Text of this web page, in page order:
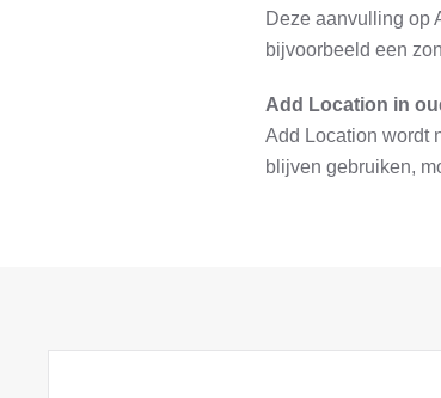
Deze aanvulling op
bijvoorbeeld een
Add Location in
Add Location wordt
blijven gebruiken,